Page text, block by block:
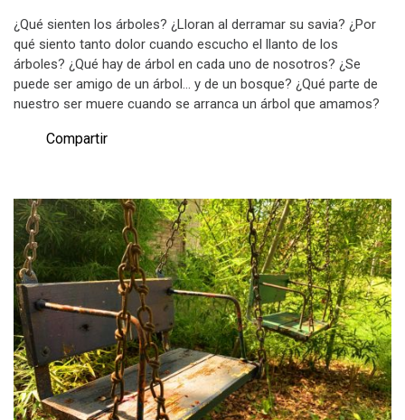
¿Qué sienten los árboles? ¿Lloran al derramar su savia? ¿Por
qué siento tanto dolor cuando escucho el llanto de los
árboles? ¿Qué hay de árbol en cada uno de nosotros? ¿Se
puede ser amigo de un árbol… y de un bosque? ¿Qué parte de
nuestro ser muere cuando se arranca un árbol que amamos?
Compartir